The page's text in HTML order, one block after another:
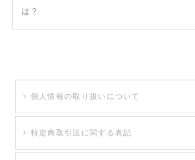
は？
個人情報の取り扱いについて
特定商取引法に関する表記